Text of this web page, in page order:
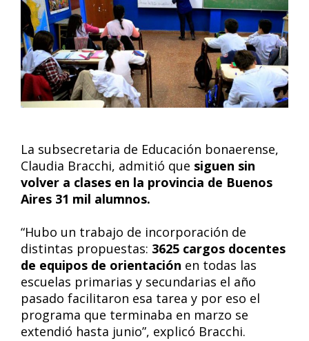
La subsecretaria de Educación bonaerense,
Claudia Bracchi, admitió que siguen sin
volver a clases en la provincia de Buenos
Aires 31 mil alumnos.
“Hubo un trabajo de incorporación de
distintas propuestas: 3625 cargos docentes
de equipos de orientación en todas las
escuelas primarias y secundarias el año
pasado facilitaron esa tarea y por eso el
programa que terminaba en marzo se
extendió hasta junio”, explicó Bracchi.